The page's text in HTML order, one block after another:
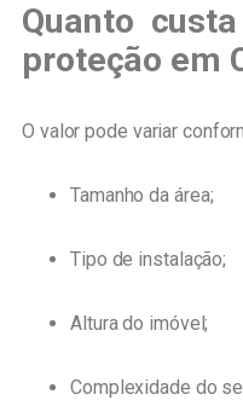
Quanto
proteção em
O valor pode variar
Tamanho da área;
Tipo de instalação;
Altura do imóvel;
Complexidade do